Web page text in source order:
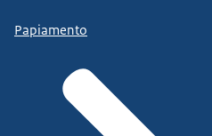
Papiamento